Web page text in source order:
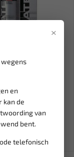
×
wegens
en
kan de
van
bent.
telefonisch
Leverbaar
LM-3721
29,10
btw: € 19,24